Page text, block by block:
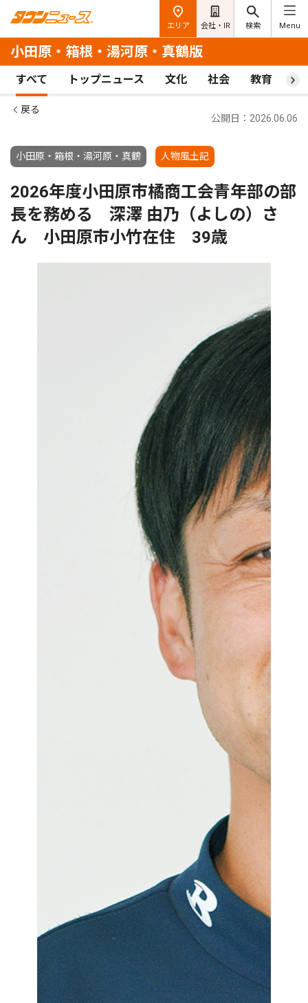
エリア 会社・IR 検索 Menu
小田原・箱根・湯河原・真鶴版
すべて トップニュース 文化 社会 教育 ス
戻る
小田原・箱根・湯河原・真鶴 人物風土記
公開日：2026.06.06
2026年度小田原市橘商工会青年部の部
長を務める 深澤 由乃（よしの）さ
ん 小田原市小竹在住 39歳